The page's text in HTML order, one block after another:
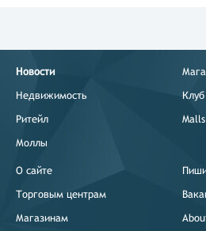
Новости
Недвижимость
Ритейл
Моллы
Клуб
О сайте
Торговым центрам
Магазинам